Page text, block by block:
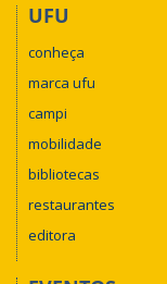
UFU
conheça
marca ufu
campi
mobilidade
bibliotecas
restaurantes
editora